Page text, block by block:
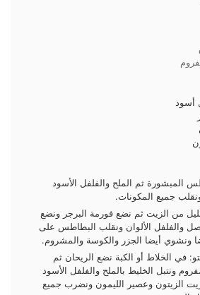
أسود
المبشورة ثم الملح والفلفل الأسود
جميع المكونات.
من الزيت ثم نضع فورمة البرجر ونضع
والفلفل الألوان ونقلب البطاطس على
ونشوي أيضا الجزر والكوسة والمشروم.
في الخلاط أو الكبة نضع الريحان ثم
ونتبل الخليط بالملح والفلفل الأسود
الزيتون وعصير الليمون ونضرب جميع